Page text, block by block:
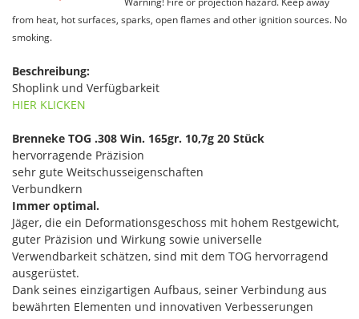
from heat, hot surfaces, sparks, open flames and other ignition sources. No
smoking.
Beschreibung:
Shoplink und Verfügbarkeit
HIER KLICKEN
Brenneke TOG .308 Win. 165gr. 10,7g 20 Stück
hervorragende Präzision
sehr gute Weitschusseigenschaften
Verbundkern
Immer optimal.
Jäger, die ein Deformationsgeschoss mit hohem Restgewicht,
guter Präzision und Wirkung sowie universelle
Verwendbarkeit schätzen, sind mit dem TOG hervorragend
ausgerüstet.
Dank seines einzigartigen Aufbaus, seiner Verbindung aus
bewährten Elementen und innovativen Verbesserungen